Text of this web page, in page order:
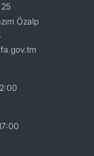
25
Özalp